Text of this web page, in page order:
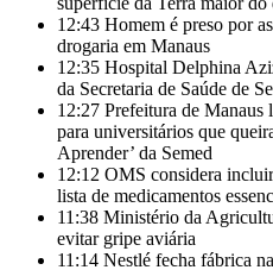
12:43 Homem é preso por
drogaria em Manaus
12:35 Hospital Delphina
da Secretaria de Saúde de
12:27 Prefeitura de Manaus
para universitários que
Aprender’ da Semed
12:12 OMS considera
lista de medicamentos
11:38 Ministério da
evitar gripe aviária
11:14 Nestlé fecha fábrica